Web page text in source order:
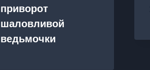
приворот
шаловливой
ведьмочки